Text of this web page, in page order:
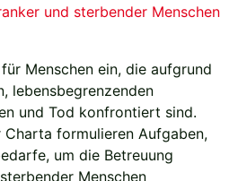
und sterbender Menschen
Menschen ein, die aufgrund
lebensbegrenzenden
und Tod konfrontiert sind.
formulieren Aufgaben,
um die Betreuung
Menschen